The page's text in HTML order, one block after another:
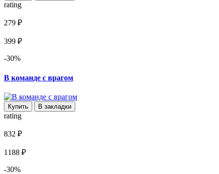
rating
279 ₽
399 ₽
-30%
В команде с врагом
Купить В закладки
rating
832 ₽
1188 ₽
-30%